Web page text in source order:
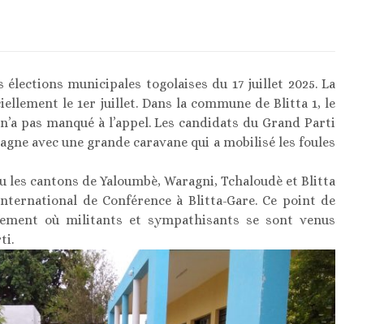
municipales togolaises du 17 juillet 2025. La
le 1er juillet. Dans la commune de Blitta 1, le
pas manqué à l’appel. Les candidats du Grand Parti
avec une grande caravane qui a mobilisé les foules
les cantons de Yaloumbè, Waragni, Tchaloudè et Blitta
de Conférence à Blitta-Gare. Ce point de
où militants et sympathisants se sont venus